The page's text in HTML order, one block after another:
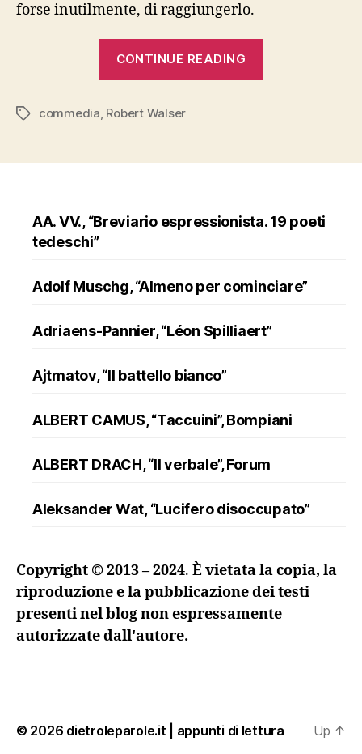
forse inutilmente, di raggiungerlo.
CONTINUE READING
Tagscommedia Robert Walser
AA. VV., “Breviario espressionista. 19 poeti
tedeschi”
Adolf Muschg, “Almeno per cominciare”
Adriaens-Pannier, “Léon Spilliaert”
Ajtmatov, “Il battello bianco”
ALBERT CAMUS, “Taccuini”, Bompiani
ALBERT DRACH, “Il verbale”, Forum
Aleksander Wat, “Lucifero disoccupato”
ranuncolo”, Oscar Mondadori
Andreev, “Lazzaro e altre novelle”
Angelo Maria Ripellino, “Il trucco e l’anima. I
Copyright © 2013 – 2024. È vietata la copia, la
riproduzione e la pubblicazione dei testi
presenti nel blog non espressamente
autorizzate dall'autore.
© 2026 dietroleparole.it | appunti di lettura Up ↑